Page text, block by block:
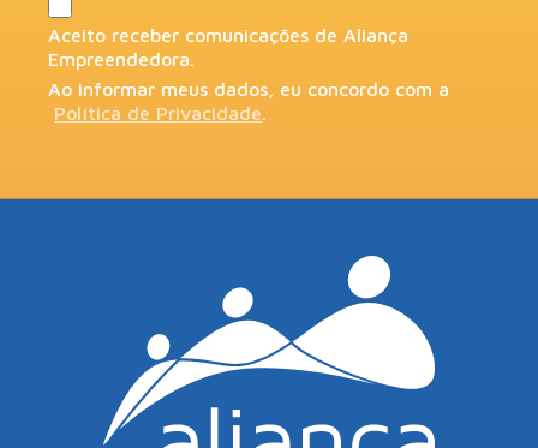
Aceito receber comunicações de Aliança
Empreendedora.
Ao informar meus dados, eu concordo com a
Política de Privacidade.